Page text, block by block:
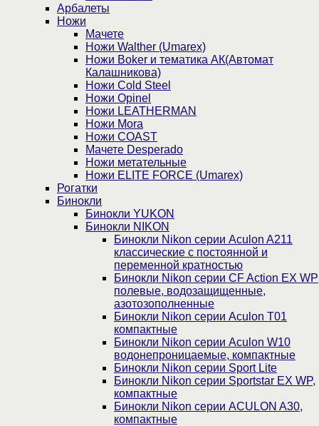
Арбалеты
Ножи
Мачете
Ножи Walther (Umarex)
Ножи Boker и тематика АК(Автомат
Калашникова)
Ножи Cold Steel
Ножи Opinel
Ножи LEATHERMAN
Ножи Mora
Ножи COAST
Мачете Desperado
Ножи метательные
Ножи ELITE FORCE (Umarex)
Рогатки
Бинокли
Бинокли YUKON
Бинокли NIKON
Бинокли Nikon серии Aculon A211
классические с постоянной и
переменной кратностью
Бинокли Nikon серии СF Action EX WP
полевые, водозащищенные,
азотозополненные
Бинокли Nikon серии Aculon T01
компактные
Бинокли Nikon серии Aculon W10
водонепроницаемые, компактные
Бинокли Nikon серии Sport Lite
Бинокли Nikon серии Sportstar EX WP,
компактные
Бинокли Nikon серии ACULON A30,
компактные